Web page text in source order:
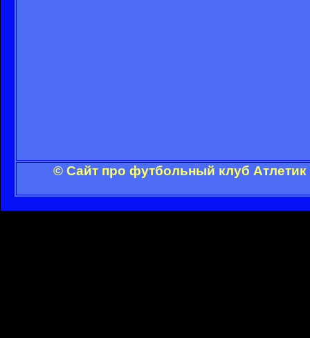
© Сайт про футбольный клуб